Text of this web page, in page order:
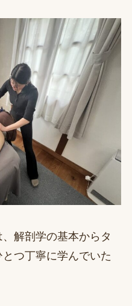
解剖学の基本からタ
つ丁寧に学んでいた